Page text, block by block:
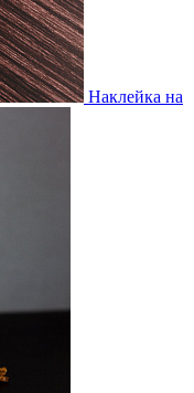
Наклейка на